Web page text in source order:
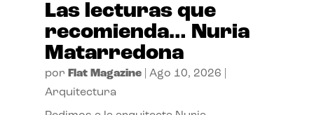
Las lecturas que
recomienda… Nuria
Matarredona
por Flat Magazine| Ago 10, 2026
Arquitectura